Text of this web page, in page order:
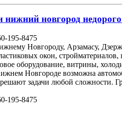
нижний новгород
195-8475
Новгороду, Арзамасу,
окон,
оборудование, витрины,
Новгороде возможна
задачи любой сложности.
195-8475